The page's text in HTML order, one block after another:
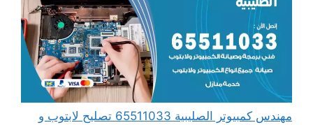
مهندس كمبيوتر الصليبية 65511033 تصليح لابتوب و